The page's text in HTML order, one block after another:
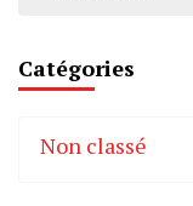
Catégories
Non classé